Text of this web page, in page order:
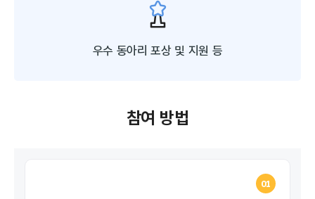
우수 동아리 포상 및 지원 등
참여 방법
01